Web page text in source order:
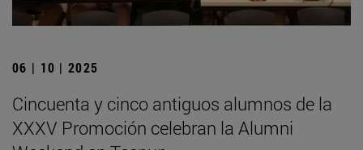
06 | 10 | 2025
Cincuenta y cinco antiguos alumnos de la
XXXV Promoción celebran la Alumni